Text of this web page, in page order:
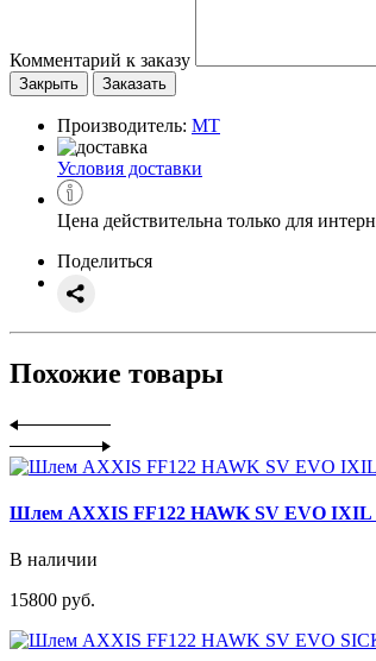
Комментарий к заказу
Закрыть Заказать
Производитель: MT
Условия доставки
Цена действительна только для
Поделиться
Похожие товары
Шлем AXXIS FF122 HAWK SV EVO IXIL
В наличии
15800 руб.